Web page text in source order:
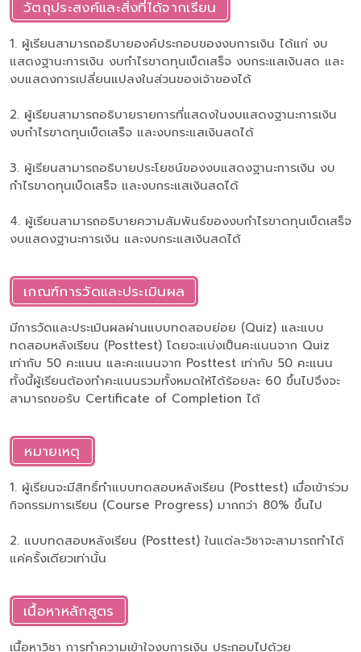
วัตถุประสงค์และสิ่งที่ได้จากเรียน
1. ผู้เรียนสามารถอธิบายองค์ประกอบของงบการเงิน ได้แก่ งบ
แสดงฐานะการเงิน งบกำไรขาดทุนเบ็ดเสร็จ งบกระแสเงินสด และ
งบแสดงการเปลี่ยนแปลงในส่วนของเจ้าของได้
2. ผู้เรียนสามารถอธิบายรายการที่แสดงในงบแสดงฐานะการเงิน
งบกำไรขาดทุนเบ็ดเสร็จ และงบกระแสเงินสดได้
3. ผู้เรียนสามารถอธิบายประโยชน์ของงบแสดงฐานะการเงิน งบ
กำไรขาดทุนเบ็ดเสร็จ และงบกระแสเงินสดได้
4. ผู้เรียนสามารถอธิบายความสัมพันธ์ของงบกำไรขาดทุนเบ็ดเสร็จ
งบแสดงฐานะการเงิน และงบกระแสเงินสดได้
เกณฑ์การวัดและประเมินผล
มีการวัดและประเมินผลผ่านแบบทดสอบย่อย (Quiz) และแบบ
ทดสอบหลังเรียน (Posttest) โดยจะแบ่งเป็นคะแนนจาก Quiz
เท่ากับ 50 คะแนน และคะแนนจาก Posttest เท่ากับ 50 คะแนน
ทั้งนี้ผู้เรียนต้องทำคะแนนรวมทั้งหมดให้ได้ร้อยละ 60 ขึ้นไปจึงจะ
สามารถขอรับ Certificate of Completion ได้
หมายเหตุ
1. ผู้เรียนจะมีสิทธิ์ทำแบบทดสอบหลังเรียน (Posttest) เมื่อเข้าร่วม
กิจกรรมการเรียน (Course Progress) มากกว่า 80% ขึ้นไป
2. แบบทดสอบหลังเรียน (Posttest) ในแต่ละวิชาจะสามารถทำได้
แค่ครั้งเดียวเท่านั้น
เนื้อหาหลักสูตร
เนื้อหาวิชา การทำความเข้าใจงบการเงิน ประกอบไปด้วย